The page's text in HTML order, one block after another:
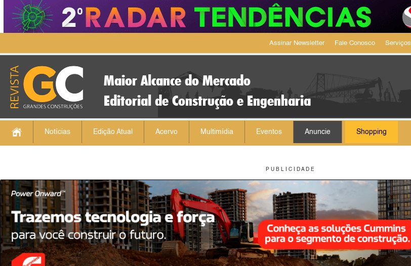
Assinar Newsletter Fale Conosco Serviços
Maior Alcance do Mercado
Editorial de Construção e Engenharia
Notícias Edição Atual Acervo Multimídia Eventos Anuncie Shopping
P U B L I C I D A D E